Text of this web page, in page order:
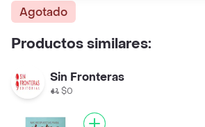
Agotado
Productos similares:
Sin Fronteras
$0